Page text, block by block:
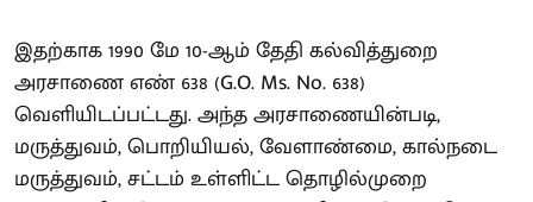
இதற்காக 1990 மே 10-ஆம் தேதி கல்வித்துறை
அரசாணை எண் 638 (G.O. Ms. No. 638)
வெளியிடப்பட்டது. அந்த அரசாணையின்படி,
மருத்துவம், பொறியியல், வேளாண்மை, கால்நடை
மருத்துவம், சட்டம் உள்ளிட்ட தொழில்முறை